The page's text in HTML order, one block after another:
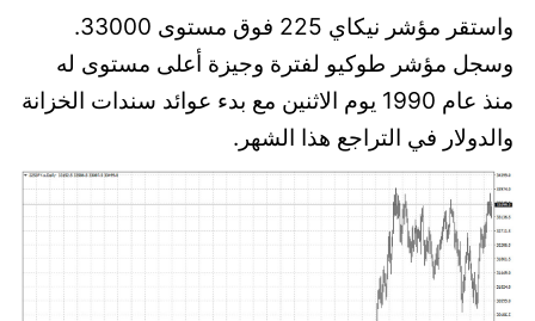
واستقر مؤشر نيكاي 225 فوق مستوى 33000.
وسجل مؤشر طوكيو لفترة وجيزة أعلى مستوى له
منذ عام 1990 يوم الاثنين مع بدء عوائد سندات الخزانة
والدولار في التراجع هذا الشهر.